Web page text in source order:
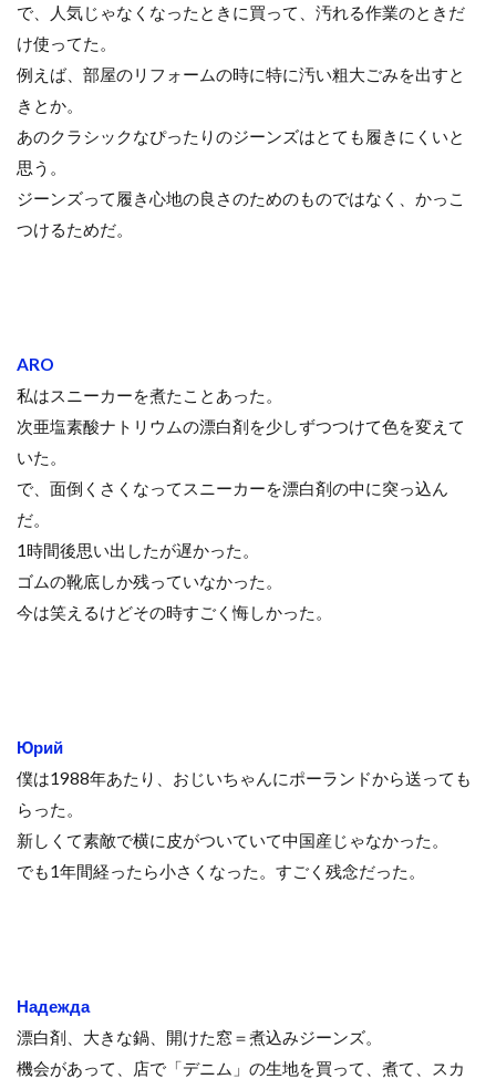
で、人気じゃなくなったときに買って、汚れる作業のときだ
け使ってた。
例えば、部屋のリフォームの時に特に汚い粗大ごみを出すと
きとか。
あのクラシックなぴったりのジーンズはとても履きにくいと
思う。
ジーンズって履き心地の良さのためのものではなく、かっこ
つけるためだ。
ARO
私はスニーカーを煮たことあった。
次亜塩素酸ナトリウムの漂白剤を少しずつつけて色を変えて
いた。
で、面倒くさくなってスニーカーを漂白剤の中に突っ込ん
だ。
1時間後思い出したが遅かった。
ゴムの靴底しか残っていなかった。
今は笑えるけどその時すごく悔しかった。
Юрий
僕は1988年あたり、おじいちゃんにポーランドから送っても
らった。
新しくて素敵で横に皮がついていて中国産じゃなかった。
でも1年間経ったら小さくなった。すごく残念だった。
Надежда
漂白剤、大きな鍋、開けた窓＝煮込みジーンズ。
機会があって、店で「デニム」の生地を買って、煮て、スカ